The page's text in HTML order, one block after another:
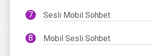
Sesli Mobil Sohbet
Mobil Sesli Sohbet